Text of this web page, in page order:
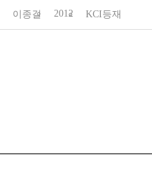
이종길 2012 KCI등재